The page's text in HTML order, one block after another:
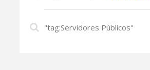
"tag:Servidores Públicos"